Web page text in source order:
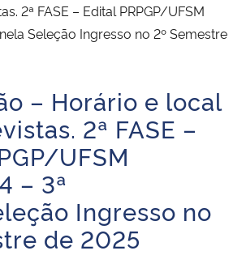
Pecuária e Abastecimento
2ª FASE – Edital PRPGP/UFSM
Seleção Ingresso no 2º Semestre
– Horário e local
2ª FASE –
UFSM
– 3ª
Ingresso no
de 2025